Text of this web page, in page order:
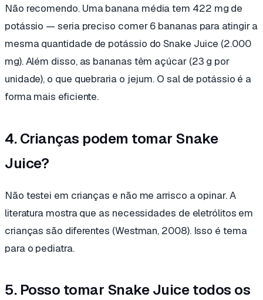
Não recomendo. Uma banana média tem 422 mg de
potássio — seria preciso comer 6 bananas para atingir a
mesma quantidade de potássio do Snake Juice (2.000
mg). Além disso, as bananas têm açúcar (23 g por
unidade), o que quebraria o jejum. O sal de potássio é a
forma mais eficiente.
4. Crianças podem tomar Snake
Juice?
Não testei em crianças e não me arrisco a opinar. A
literatura mostra que as necessidades de eletrólitos em
crianças são diferentes (Westman, 2008). Isso é tema
para o pediatra.
5. Posso tomar Snake Juice todos os